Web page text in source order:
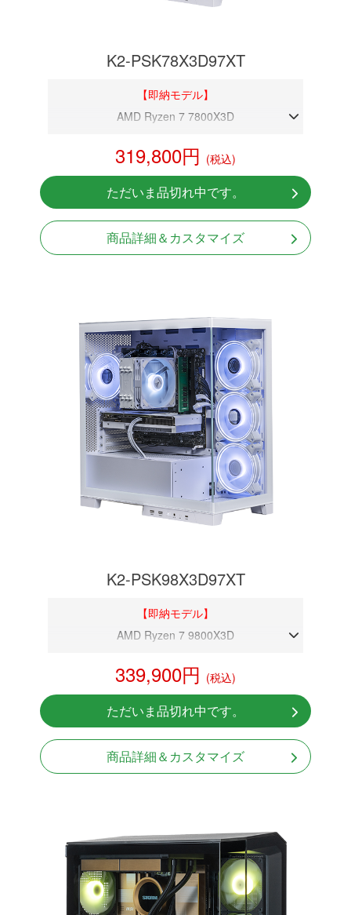
K2-PSK78X3D97XT
【即納モデル】
AMD Ryzen 7 7800X3D
RX 9070XT 16GB
NVMeSSD 1TB
Windows11 Home 64bit
319,800円 (税込)
ただいま品切れ中です。
商品詳細＆カスタマイズ
K2-PSK98X3D97XT
【即納モデル】
AMD Ryzen 7 9800X3D
RX 9070XT 16GB
NVMeSSD 1TB
Windows11 Home 64bit
339,900円 (税込)
ただいま品切れ中です。
商品詳細＆カスタマイズ